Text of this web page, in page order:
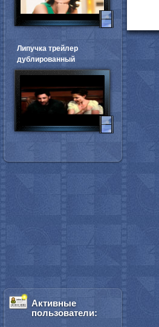
Липучка трейлер
дублированный
Активные
пользователи: